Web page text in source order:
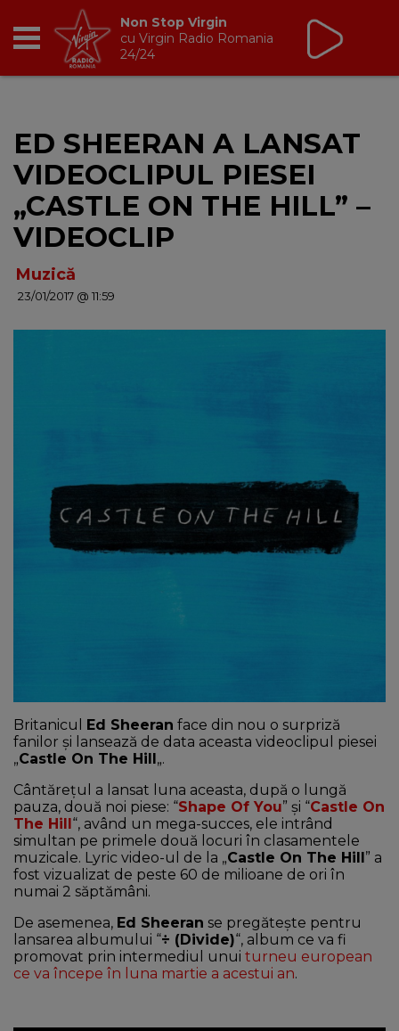
BREAKFAST
TIC TALK
CÂȘTIGĂ
HOT 30
DANCEFLOOR CHART
Non Stop Virgin
cu Virgin Radio Romania
24/24
ED SHEERAN A LANSAT
VIDEOCLIPUL PIESEI
„CASTLE ON THE HILL” –
VIDEOCLIP
Muzică
23/01/2017 @ 11:59
Britanicul Ed Sheeran face din nou o surpriză
fanilor și lansează de data aceasta videoclipul piesei
„Castle On The Hill„.
Cântărețul a lansat luna aceasta, după o lungă
pauza, două noi piese: “Shape Of You” și “Castle On
The Hill“, având un mega-succes, ele intrând
simultan pe primele două locuri în clasamentele
muzicale. Lyric video-ul de la „Castle On The Hill” a
fost vizualizat de peste 60 de milioane de ori în
numai 2 săptămâni.
De asemenea, Ed Sheeran se pregătește pentru
lansarea albumului “÷ (Divide)“, album ce va fi
promovat prin intermediul unui turneu european
ce va începe în luna martie a acestui an.